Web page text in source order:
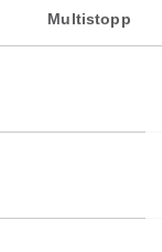
Multistopp